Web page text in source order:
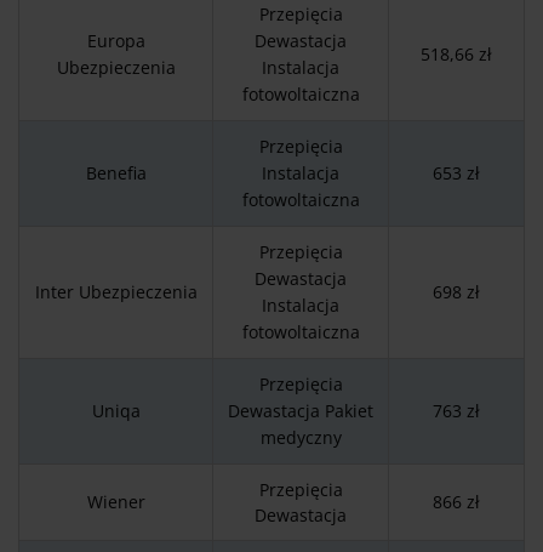
Europa
Ubezpieczenia
Przepięcia
Dewastacja
Instalacja
fotowoltaiczna
518,66 zł
Benefia
Przepięcia
Instalacja
fotowoltaiczna
653 zł
Inter Ubezpieczenia
Przepięcia
Dewastacja
Instalacja
fotowoltaiczna
698 zł
Uniqa
Przepięcia
Dewastacja Pakiet
medyczny
763 zł
Wiener
Przepięcia
Dewastacja
866 zł